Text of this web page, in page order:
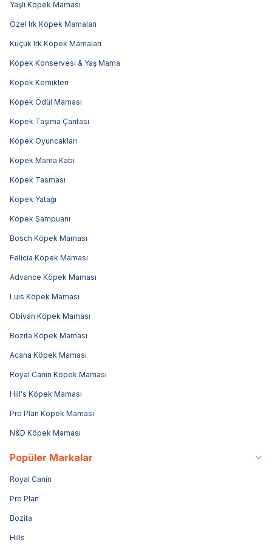
Yaşlı Köpek Maması
Özel Irk Köpek Mamaları
Küçük Irk Köpek Mamaları
Köpek Konservesi & Yaş Mama
Köpek Kemikleri
Köpek Ödül Maması
Köpek Taşıma Çantası
Köpek Oyuncakları
Köpek Mama Kabı
Köpek Tasması
Köpek Yatağı
Köpek Şampuanı
Bosch Köpek Maması
Felicia Köpek Maması
Advance Köpek Maması
Luis Köpek Maması
Obivan Köpek Maması
Bozita Köpek Maması
Acana Köpek Maması
Royal Canin Köpek Maması
Hill's Köpek Maması
Pro Plan Köpek Maması
N&D Köpek Maması
Popüler Markalar
Royal Canin
Pro Plan
Bozita
Hills